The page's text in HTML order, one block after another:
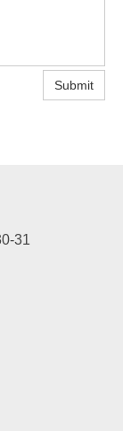
Submit
31